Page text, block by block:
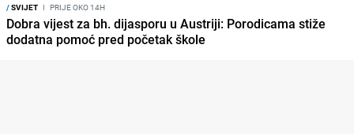
/SVIJET I PRIJE OKO 14H
Dobra vijest za bh. dijasporu u Austriji: Porodicama stiže
dodatna pomoć pred početak škole